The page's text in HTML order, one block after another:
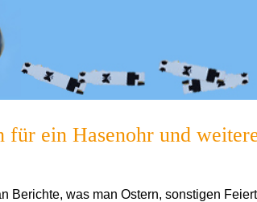
für ein Hasenohr und
Berichte, was man Ostern, sonstigen